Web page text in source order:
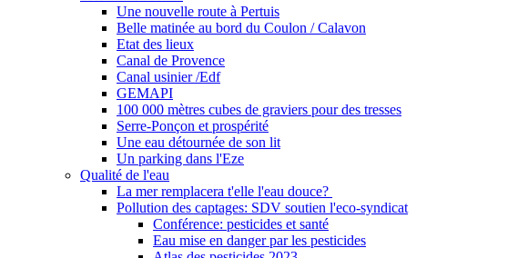
Une nouvelle route à Pertuis
Belle matinée au bord du Coulon / Calavon
Etat des lieux
Canal de Provence
Canal usinier /Edf
GEMAPI
100 000 mètres cubes de graviers pour des tresses
Serre-Ponçon et prospérité
Une eau détournée de son lit
Un parking dans l'Eze
Qualité de l'eau
La mer remplacera t'elle l'eau douce?
Pollution des captages: SDV soutien l'eco-syndicat
Conférence: pesticides et santé
Eau mise en danger par les pesticides